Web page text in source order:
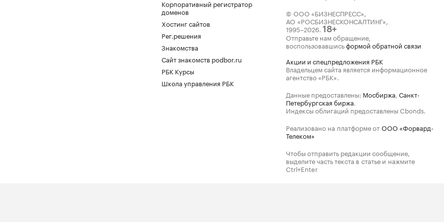
Корпоративный регистратор
доменов
Хостинг сайтов
Рег.решения
Знакомства
Сайт знакомств podbor.ru
РБК Курсы
Школа управления РБК
© ООО «БИЗНЕСПРЕСС»,
АО «РОСБИЗНЕСКОНСАЛТИНГ»,
1995–2026. 18+
Отправьте нам обращение,
воспользовавшисьформой обратной связи
Акции и спецпредложения РБК
Владельцем сайта является информационное
агентство «РБК».
Данные предоставлены: Мосбиржа, Санкт-
Петербургская биржа.
Индексы облигаций предоставлены Cbonds.
Реализовано на платформе от ООО «Форвард-
Телеком»
Чтобы отправить редакции сообщение,
выделите часть текста в статье и нажмите
Ctrl+Enter